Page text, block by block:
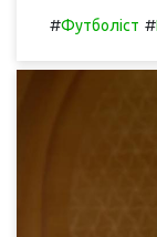
#Футболіст #